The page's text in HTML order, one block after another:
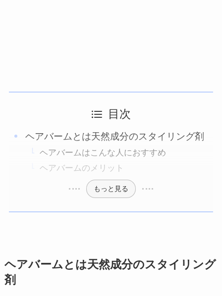
目次
ヘアバームとは天然成分のスタイリング剤
ヘアバームはこんな人におすすめ
ヘアバームのメリット
もっと見る
ヘアバームとは天然成分のスタイリング
剤